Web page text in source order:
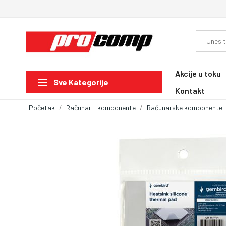
Sve Kategorije
Akcije u toku
Kontakt
Početak Računari i komponente Računarske komponente